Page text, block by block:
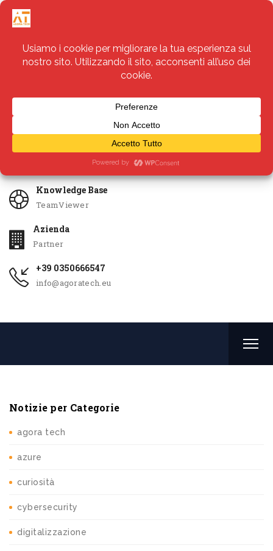
Servizi
Knowledge Base
TeamViewer
Azienda
Partner
+39 0350666547
info@agoratech.eu
Notizie per Categorie
agora tech
azure
curiosità
cybersecurity
digitalizzazione